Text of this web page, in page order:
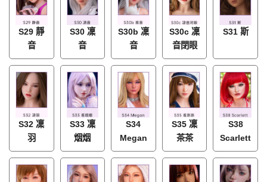
S29 靜
音
S30 凜
音
S30b 凜
音
S30c 凜
音閉眼
S31 斯
S32 凜
羽
S33 凜
烟烟
S34
Megan
S35 凜
茶茶
S38
Scarlett